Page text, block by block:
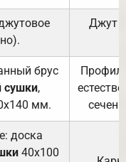
Джут
брус
сушки,
мм.
доска
40х100